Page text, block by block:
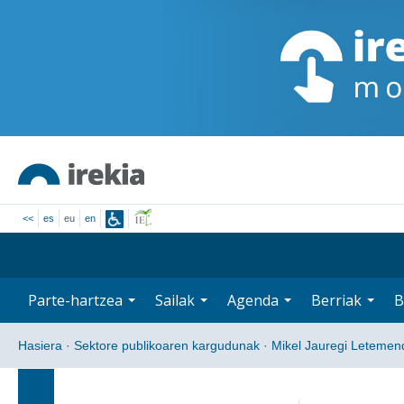
<< es eu en
Parte-hartzea Sailak Agenda Berriak
Hasiera · Sektore publikoaren kargudunak · Mikel Jauregi